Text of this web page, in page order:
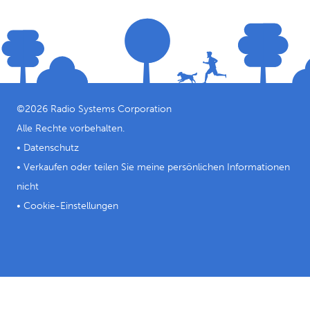
Haustiersitz nicht benötigen, entfernen Sie ihn einfach
und falten ihn flach zusammen.
Einfache Reinigung: Die waschmaschinenfeste Einlage
lässt sich bequem frisch und sauber halten. In der
Reißverschlusstasche können Sie die Ausrüstung Ihres
Haustiers verstauen.
©2026 Radio Systems Corporation
Alle Rechte vorbehalten.
• Datenschutz
• Verkaufen oder teilen Sie meine persönlichen Informationen
nicht
• Cookie-Einstellungen